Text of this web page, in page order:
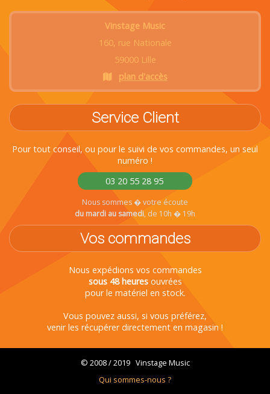
Vinstage Music
160, rue Nationale
59000 Lille
plan d'accès
Service Client
Pour tout conseil, ou pour le suivi de vos commandes, un seul
numéro !
03 20 55 28 95
Nous sommes � votre écoute
du mardi au samedi, de 10h � 19h
Vos commandes
Nous expédions vos commandes
sous 48 heuresouvrées
pour le matériel en stock.
Vous pouvez aussi, si vous préférez,
venir les récupérer directement en magasin !
© 2008 / 2019 Vinstage Music
Qui sommes-nous ?